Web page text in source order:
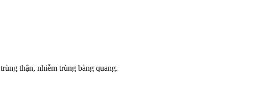
thận, nhiễm trùng bàng quang.